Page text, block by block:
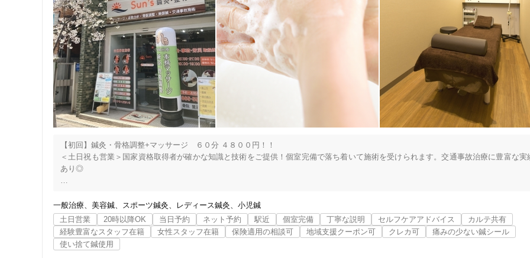
ジャンル
【初回】鍼灸・骨格調整+マッサージ　６０分 ４８００円！！
＜土日祝も営業＞国家資格取得者が確かな知識と技術をご提供！個室完備で落ち着いて施術を受けられます。交通事故治療に豊富な実
あり◎
◎鷺沼駅徒歩2分　◎全スタッフ国家資格取得
十分な臨床経験と確かな技術で
慢性・急性問わずあらゆる症状に対応します
━━━━━━━━━━━━━━━━━━━━━━━■■■
一般治療 美容鍼 スポーツ鍼灸 レディース鍼灸
小児鍼
土日営業
20時以降OK 当日予約 ネット予約 駅近 個室完備 丁寧な説明 セルフケアアドバイス
カルテ共有
経験豊富なスタッフ在籍
女性スタッフ在籍 保険適用の相談可 地域支援クーポン可 クレカ可
痛みの少ない鍼シール
使い捨て鍼使用